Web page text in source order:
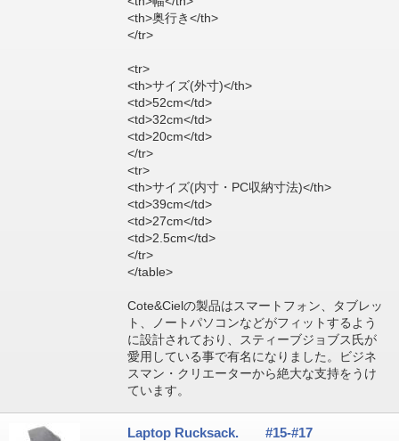
<th>奥行き</th>
</tr>
<tr>
<th>サイズ(外寸)</th>
<td>52cm</td>
<td>32cm</td>
<td>20cm</td>
</tr>
<tr>
<th>サイズ(内寸・PC収納寸法)</th>
<td>39cm</td>
<td>27cm</td>
<td>2.5cm</td>
</tr>
</table>
Cote&Cielの製品はスマートフォン、タブレッ
ト、ノートパソコンなどがフィットするよう
に設計されており、スティーブジョブス氏が
愛用している事で有名になりました。ビジネ
スマン・クリエーターから絶大な支持をうけ
ています。
Laptop Rucksack. #15-#17